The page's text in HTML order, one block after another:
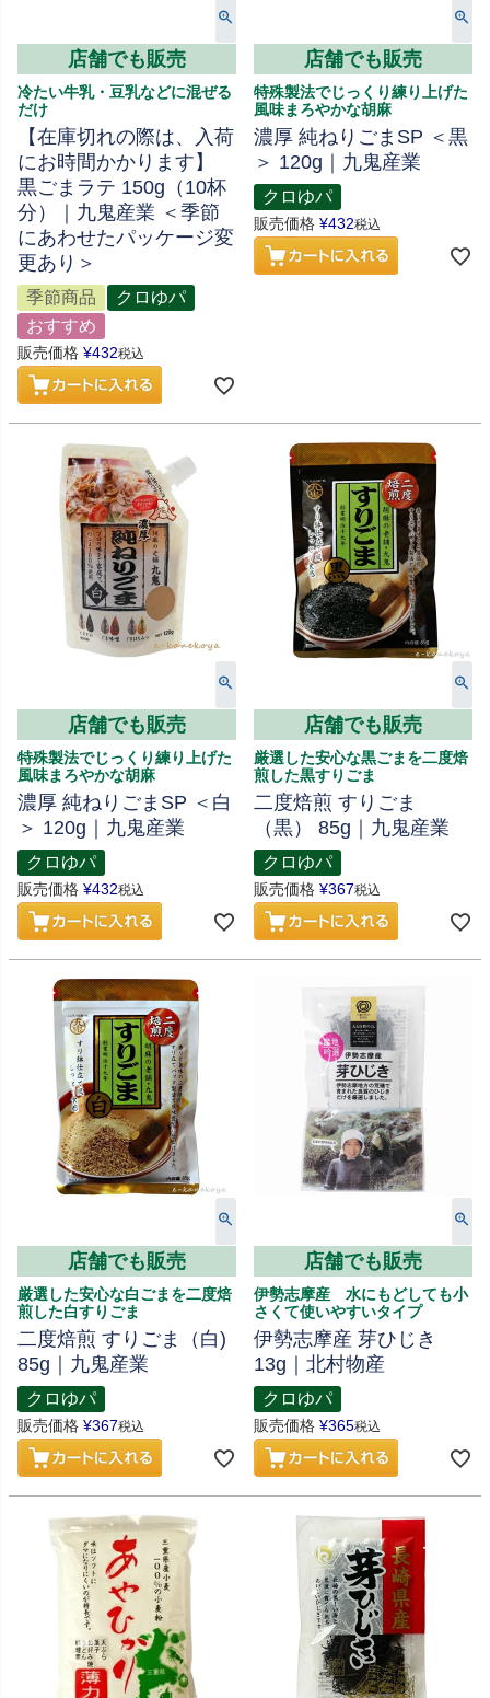
店舗でも販売
冷たい牛乳・豆乳などに混ぜる
だけ
【在庫切れの際は、入荷
にお時間かかります】
黒ごまラテ 150g（10杯
分）｜九鬼産業 ＜季節
にあわせたパッケージ変
更あり＞
季節商品
クロゆパ
おすすめ
販売価格 ¥432税込
店舗でも販売
特殊製法でじっくり練り上げた
風味まろやかな胡麻
濃厚 純ねりごまSP ＜黒
＞ 120g｜九鬼産業
クロゆパ
販売価格 ¥432税込
店舗でも販売
特殊製法でじっくり練り上げた
風味まろやかな胡麻
濃厚 純ねりごまSP ＜白
＞ 120g｜九鬼産業
クロゆパ
販売価格 ¥432税込
店舗でも販売
厳選した安心な黒ごまを二度焙
煎した黒すりごま
二度焙煎 すりごま
（黒） 85g｜九鬼産業
クロゆパ
販売価格 ¥367税込
店舗でも販売
厳選した安心な白ごまを二度焙
煎した白すりごま
二度焙煎 すりごま（白)
85g｜九鬼産業
クロゆパ
販売価格 ¥367税込
店舗でも販売
伊勢志摩産 水にもどしても小
さくて使いやすいタイプ
伊勢志摩産 芽ひじき
13g｜北村物産
クロゆパ
販売価格 ¥365税込